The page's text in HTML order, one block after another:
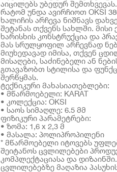
აიცილებს უბედურ შემთხვევას.
რატომ უნდა ავირჩიოთ OKSI
ხალიჩის არჩევა ნიშნავს
შეტანას თქვენს სახლში.
ხარისხის კონსტრუქცია და
მას სრულყოფილ არჩევნად
მიუხედავად იმისა, თქვენ
მისაღები, საძინებელი ან
გთავაზობთ სტილისა და
შერწყმას.
ტექნიკური მახასიათებლები:
• მწარმოებელი: KARAT
• კოლექცია: OKSI
• საოს სიმაღლე: 6.5 მმ
ფიზიკური პარამეტრები:
• ზომა: 1,6 x 2,3 მ
• მასალა: პოლიპროპილენი
* მწარმოებელი იტოვებს
შეიტანოს ცვლილებები
კომპლექტაციასა და
ცვლილებებზე მაღაზია